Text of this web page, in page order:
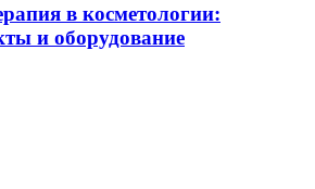
в косметологии:
и оборудование